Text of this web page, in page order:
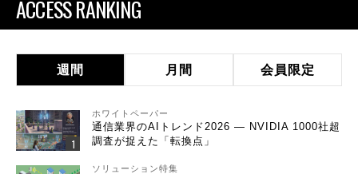
ACCESS RANKING
週間 月間 会員限定
ホワイトペーパー
通信業界のAIトレンド2026 ― NVIDIA 1000社超
調査が捉えた「転換点」
ソリューション特集